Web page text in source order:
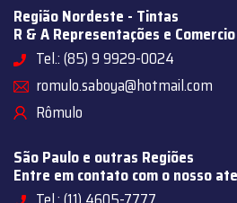
Região Nordeste - Tintas
R & A Representações e
Tel.: (85) 9 9929-0024
romulo.saboya@hotmail.com
Rômulo
São Paulo e outras Regiões
Entre em contato com o nosso